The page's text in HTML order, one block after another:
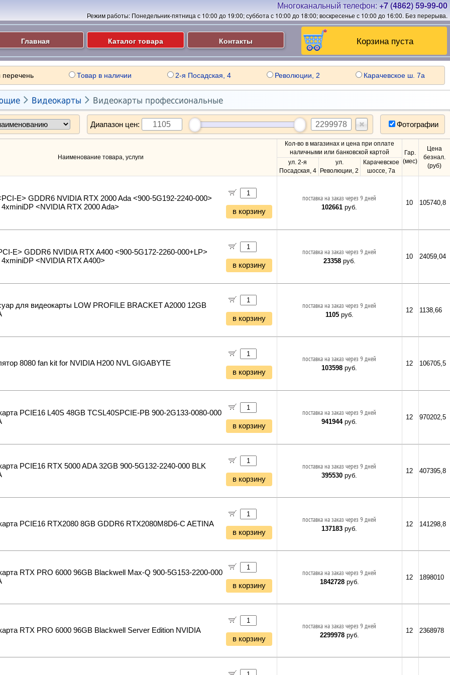
Многоканальный телефон: +7 (4862) 59-99-00
Режим работы: Понедельник-пятница с 10:00 до 19:00; суббота с 10:00 до 18:00; воскресенье с 10:00 до 16:00. Без перерыва.
Корзина пуста
Главная Каталог товара Контакты
Товар в наличии 2-я Посадская, 4 Революции, 2 Карачевское ш. 7а
 Видеокарты  Видеокарты профессиональные
Диапазон цен: Фотографии
Наименование товара, услуги
Кол-во в магазинах и цена при оплате
наличными или банковской картой
Гар.
(мес)
Цена
безнал.
(руб)
ул. 2-я
Посадская, 4
ул.
Революции, 2
Карачевское
шоссе, 7а
E> GDDR6 NVIDIA RTX 2000 Ada <900-5G192-2240-000>
<NVIDIA RTX 2000 Ada>
в корзину
поставка на заказ через 9 дней
102661 руб.
10 105740,8
E> GDDR6 NVIDIA RTX A400 <900-5G172-2260-000+LP>
<NVIDIA RTX A400>
в корзину
поставка на заказ через 9 дней
23358руб.
10 24059,04
для видеокарты LOW PROFILE BRACKET A2000 12GB
в корзину
поставка на заказ через 9 дней
1105руб.
12 1138,66
8080 fan kit for NVIDIA H200 NVL GIGABYTE
в корзину
поставка на заказ через 9 дней
103598 руб.
12 106705,5
PCIE16 L40S 48GB TCSL40SPCIE-PB 900-2G133-0080-000
в корзину
поставка на заказ через 9 дней
941944руб.
12 970202,5
PCIE16 RTX 5000 ADA 32GB 900-5G132-2240-000 BLK
в корзину
поставка на заказ через 9 дней
395530 руб.
12 407395,8
PCIE16 RTX2080 8GB GDDR6 RTX2080M8D6-C AETINA
в корзину
поставка на заказ через 9 дней
137183 руб.
12 141298,8
RTX PRO 6000 96GB Blackwell Max-Q 900-5G153-2200-000
в корзину
поставка на заказ через 9 дней
1842728руб.
12 1898010
RTX PRO 6000 96GB Blackwell Server Edition NVIDIA
в корзину
поставка на заказ через 9 дней
2299978руб.
12 2368978